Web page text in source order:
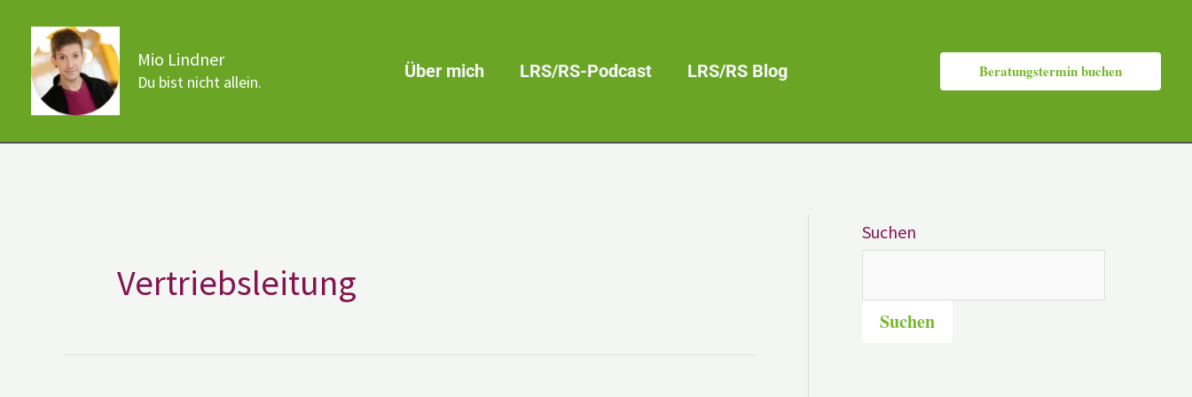
Inhalt
springen
Mio Lindner
Du bist nicht allein. Über mich LRS/RS-Podcast LRS/RS Blog Beratungstermin buchen
Vertriebsleitung
Suchen
Suchen